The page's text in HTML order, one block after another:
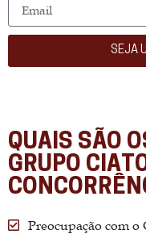
SEJA
QUAIS SÃO
GRUPO
Preocupação com o